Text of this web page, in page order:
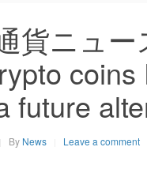
貨ニュ
future
By News Leave a comment